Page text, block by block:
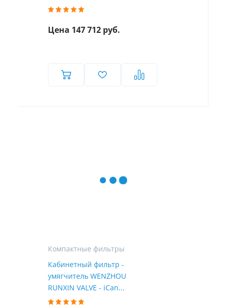
Цена 147 712 руб.
Компактные фильтры
Кабинетный фильтр -
умягчитель WENZHOU
RUNXIN VALVE - iCan...